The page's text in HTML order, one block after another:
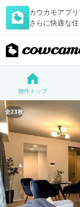
カウカモアプリ
さらに快適な住
物件トップ
全23枚